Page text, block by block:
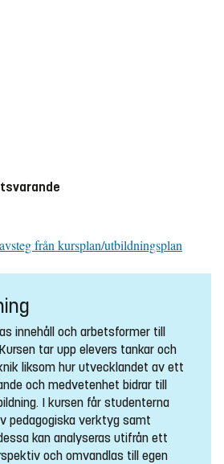
från kursplan/utbildningsplan
innehåll och arbetsformer till
tar upp elevers tankar och
liksom hur utvecklandet av ett
och medvetenhet bidrar till
I kursen får studenterna
pedagogiska verktyg samt
kan analyseras utifrån ett
och omvandlas till egen